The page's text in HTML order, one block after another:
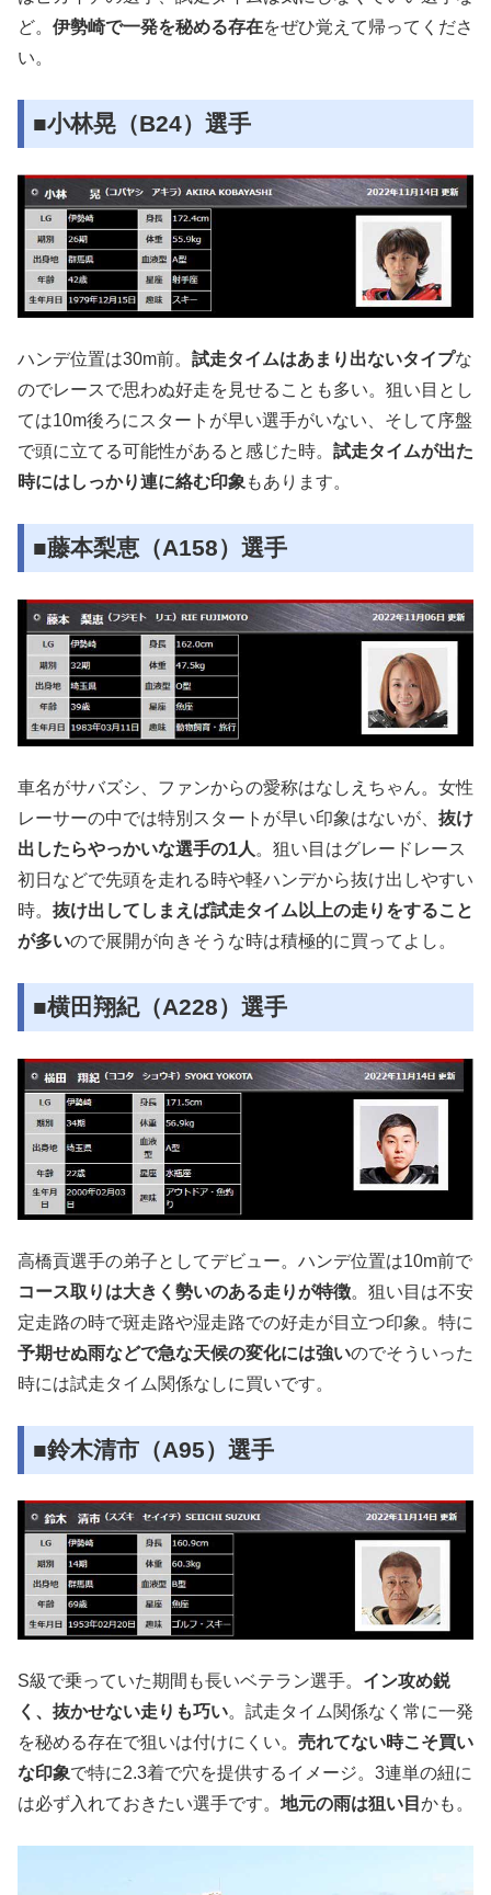
ど。 伊勢崎で一発を秘める存在をぜひ覚えて帰ってくださ
い。
■小林晃（B24）選手
ハンデ位置は30m前。 試走タイムはあまり出ないタイプな
のでレースで思わぬ好走を見せることも多い。狙い目とし
ては10m後ろにスタートが早い選手がいない、そして序盤
で頭に立てる可能性があると感じた時。 試走タイムが出た
時にはしっかり連に絡む印象もあります。
■藤本梨恵（A158）選手
車名がサバズシ、ファンからの愛称はなしえちゃん。女性
レーサーの中では特別スタートが早い印象はないが、 抜け
出したらやっかいな選手の1人 。狙い目はグレードレース
初日などで先頭を走れる時や軽ハンデから抜け出しやすい
時。 抜け出してしまえば試走タイム以上の走りをすること
が多いので展開が向きそうな時は積極的に買ってよし。
■横田翔紀（A228）選手
高橋貢選手の弟子としてデビュー。ハンデ位置は10m前で
コース取りは大きく勢いのある走りが特徴。狙い目は不安
定走路の時で斑走路や湿走路での好走が目立つ印象。特に
予期せぬ雨などで急な天候の変化には強いのでそういった
時には試走タイム関係なしに買いです。
■鈴木清市（A95）選手
S級で乗っていた期間も長いベテラン選手。 イン攻め鋭
く、抜かせない走りも巧い。試走タイム関係なく常に一発
を秘める存在で狙いは付けにくい。 売れてない時こそ買い
な印象で特に2.3着で穴を提供するイメージ。3連単の紐に
は必ず入れておきたい選手です。 地元の雨は狙い目 かも。